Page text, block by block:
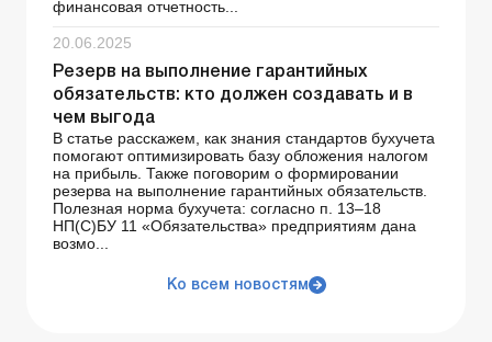
финансовая отчетность...
20.06.2025
Резерв на выполнение гарантийных
обязательств: кто должен создавать и в
чем выгода
В статье расскажем, как знания стандартов бухучета
помогают оптимизировать базу обложения налогом
на прибыль. Также поговорим о формировании
резерва на выполнение гарантийных обязательств.
Полезная норма бухучета: согласно п. 13–18
НП(С)БУ 11 «Обязательства» предприятиям дана
возмо...
Ко всем новостям